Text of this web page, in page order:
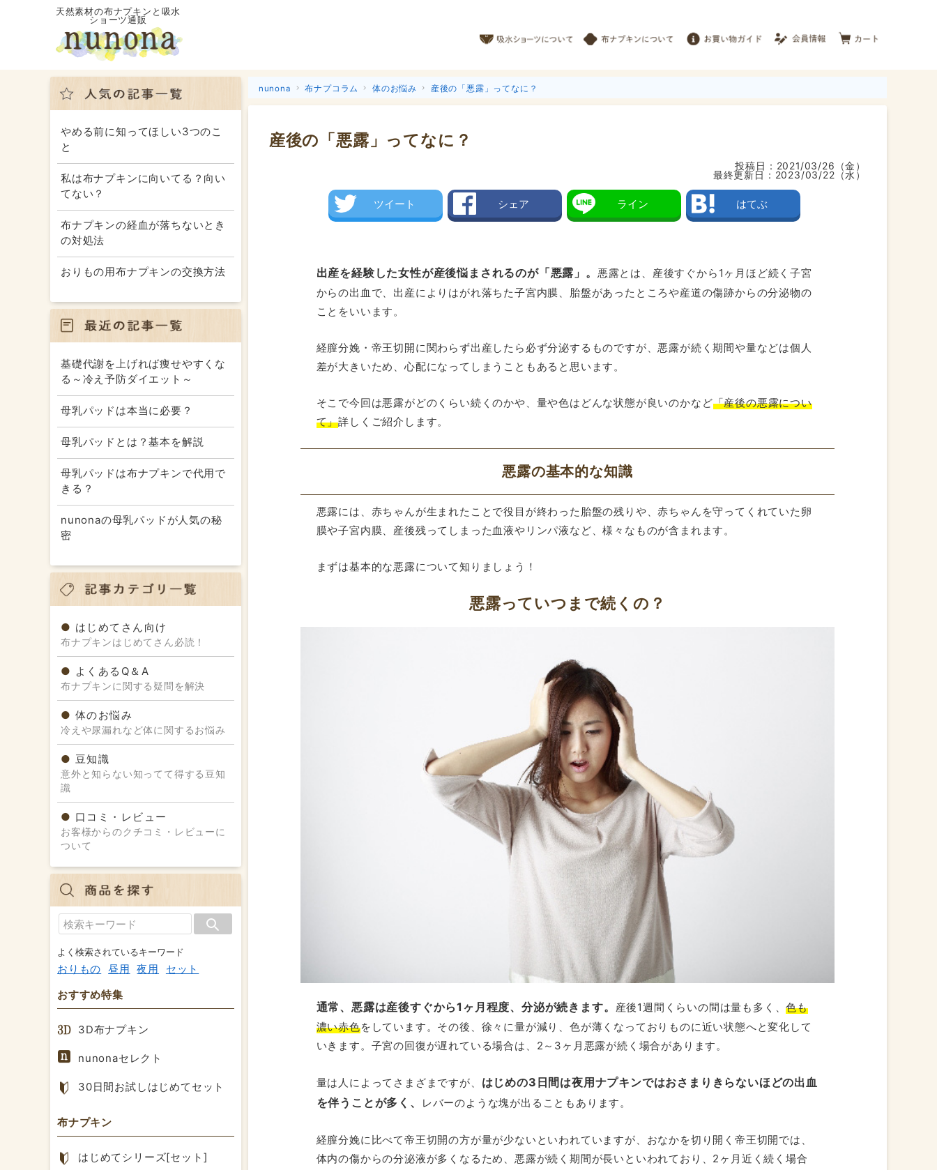
天然素材の布ナプキンと吸水
ショーツ通販
nunona 布ナプコラム 体のお悩み 産後の「悪露」ってなに？
産後の「悪露」ってなに？
投稿日： 2021/03/26（金）
最終更新日： 2023/03/22（水）
ツイート シェア ライン はてぶ
出産を経験した女性が産後悩まされるのが「悪露」。 悪露とは、産後すぐから1ヶ月ほど続く子宮
からの出血で、出産によりはがれ落ちた子宮内膜、胎盤があったところや産道の傷跡からの分泌物の
ことをいいます。
経膣分娩・帝王切開に関わらず出産したら必ず分泌するものですが、悪露が続く期間や量などは個人
差が大きいため、心配になってしまうこともあると思います。
そこで今回は悪露がどのくらい続くのかや、量や色はどんな状態が良いのかなど「産後の悪露につい
て」詳しくご紹介します。
悪露の基本的な知識
悪露には、赤ちゃんが生まれたことで役目が終わった胎盤の残りや、赤ちゃんを守ってくれていた卵
膜や子宮内膜、産後残ってしまった血液やリンパ液など、様々なものが含まれます。
まずは基本的な悪露について知りましょう！
悪露っていつまで続くの？
通常、悪露は産後すぐから1ヶ月程度、分泌が続きます。 産後1週間くらいの間は量も多く、色も
濃い赤色をしています。その後、徐々に量が減り、色が薄くなっておりものに近い状態へと変化して
いきます。子宮の回復が遅れている場合は、2～3ヶ月悪露が続く場合があります。
量は人によってさまざまですが、 はじめの3日間は夜用ナプキンではおさまりきらないほどの出血
を伴うことが多く、
レバーのような塊が出ることもあります。
経膣分娩に比べて帝王切開の方が量が少ないといわれていますが、おなかを切り開く帝王切開では、
体内の傷からの分泌液が多くなるため、悪露が続く期間が長いといわれており、2ヶ月近く続く場合
やめる前に知ってほしい3つのこ
と
私は布ナプキンに向いてる？向い
てない？
布ナプキンの経血が落ちないとき
の対処法
おりもの用布ナプキンの交換方法
基礎代謝を上げれば痩せやすくな
る～冷え予防ダイエット～
母乳パッドは本当に必要？
母乳パッドとは？基本を解説
母乳パッドは布ナプキンで代用で
きる？
nunonaの母乳パッドが人気の秘
密
はじめてさん向け
布ナプキンはじめてさん必読！
よくあるQ＆A
布ナプキンに関する疑問を解決
体のお悩み
冷えや尿漏れなど体に関するお悩み
豆知識
意外と知らない知ってて得する豆知
識
口コミ・レビュー
お客様からのクチコミ・レビューに
ついて
よく検索されているキーワード
おりもの 昼用 夜用
セット
おすすめ特集
3D布ナプキン
nunonaセレクト
30日間お試しはじめてセット
布ナプキン
はじめてシリーズ[セット]